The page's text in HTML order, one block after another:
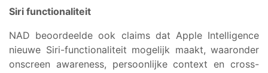
Siri functionaliteit
NAD beoordeelde ook claims dat Apple Intelligence
nieuwe Siri-functionaliteit mogelijk maakt, waaronder
onscreen awareness, persoonlijke context en cross-